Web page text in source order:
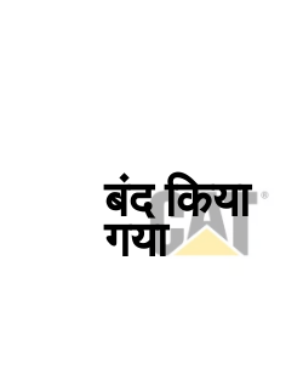
बंद किया
गया